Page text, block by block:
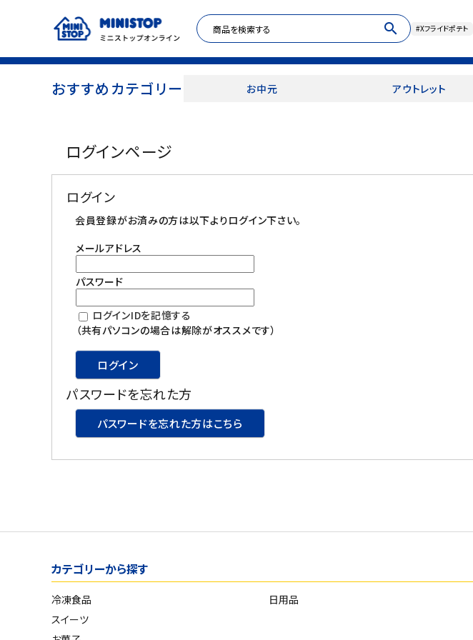
search #Xフライドポテト
おすすめカテゴリー お中元 アウトレット
ログイン person 新規登録
カテゴリから探す
冷凍食品
スイーツ
日用品
セール
フードロス
ペット用品
ログインページ
ログイン
会員登録がお済みの方は以下よりログイン下さい。
メールアドレス
パスワード
ログインIDを記憶する
（共有パソコンの場合は解除がオススメです）
ログイン
パスワードを忘れた方
パスワードを忘れた方はこちら
カテゴリーから探す
冷凍食品
スイーツ
日用品